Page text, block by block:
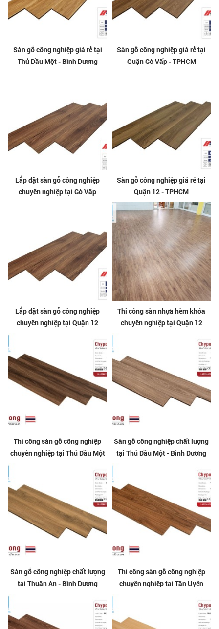
Sàn gỗ công nghiệp giá rẻ tại
Thủ Dầu Một - Bình Dương
Sàn gỗ công nghiệp giá rẻ tại
Quận Gò Vấp - TPHCM
Lắp đặt sàn gỗ công nghiệp
chuyên nghiệp tại Gò Vấp
Sàn gỗ công nghiệp giá rẻ tại
Quận 12 - TPHCM
Lắp đặt sàn gỗ công nghiệp
chuyên nghiệp tại Quận 12
Thi công sàn nhựa hèm khóa
chuyên nghiệp tại Quận 12
Thi công sàn gỗ công nghiệp
chuyên nghiệp tại Thủ Dầu Một
Sàn gỗ công nghiệp chất lượng
tại Thủ Dầu Một - Bình Dương
Sàn gỗ công nghiệp chất lượng
tại Thuận An - Bình Dương
Thi công sàn gỗ công nghiệp
chuyên nghiệp tại Tân Uyên